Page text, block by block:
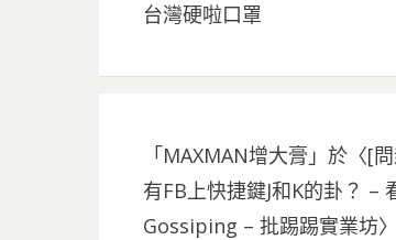
台灣硬啦口罩
「MAXMAN增大膏 」於〈[
有FB上快捷鍵J和K的卦？ –
Gossiping – 批踢踢實業坊